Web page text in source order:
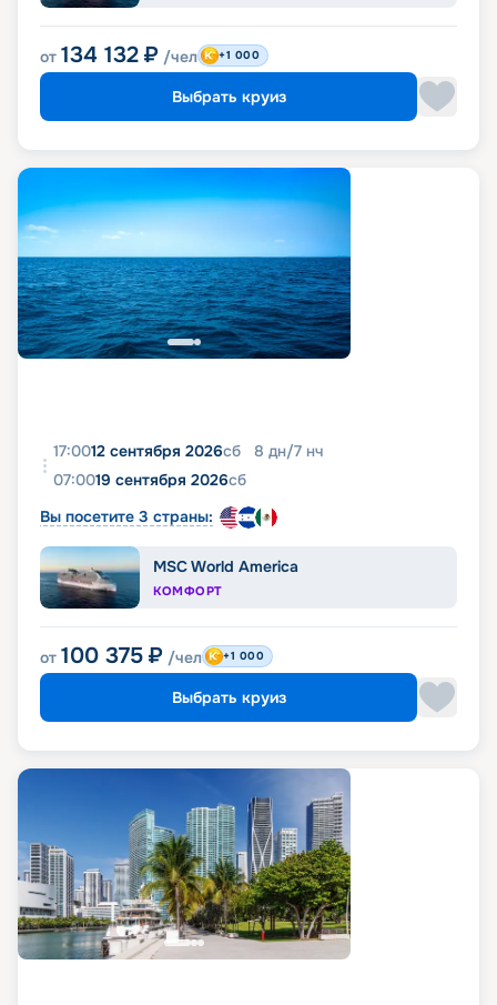
от 134 132 ₽ /чел +1 000
Выбрать круиз
17:0012 сентября 2026сб 8 дн/7 нч
07:0019 сентября 2026сб
Вы посетите 3 страны:
MSC World America
КОМФОРТ
от 100 375 ₽ /чел +1 000
Выбрать круиз